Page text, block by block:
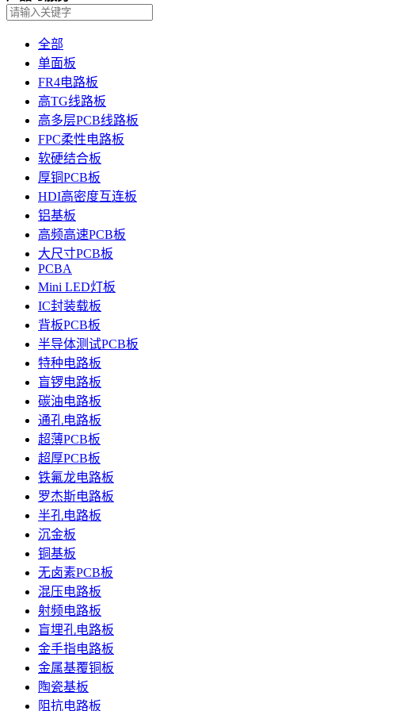
全部
单面板
FR4电路板
高TG线路板
高多层PCB线路板
FPC柔性电路板
软硬结合板
厚铜PCB板
HDI高密度互连板
铝基板
高频高速PCB板
大尺寸PCB板
PCBA
Mini LED灯板
IC封装载板
背板PCB板
半导体测试PCB板
特种电路板
盲锣电路板
碳油电路板
通孔电路板
超薄PCB板
超厚PCB板
铁氟龙电路板
罗杰斯电路板
半孔电路板
沉金板
铜基板
无卤素PCB板
混压电路板
射频电路板
盲埋孔电路板
金手指电路板
金属基覆铜板
陶瓷基板
阻抗电路板